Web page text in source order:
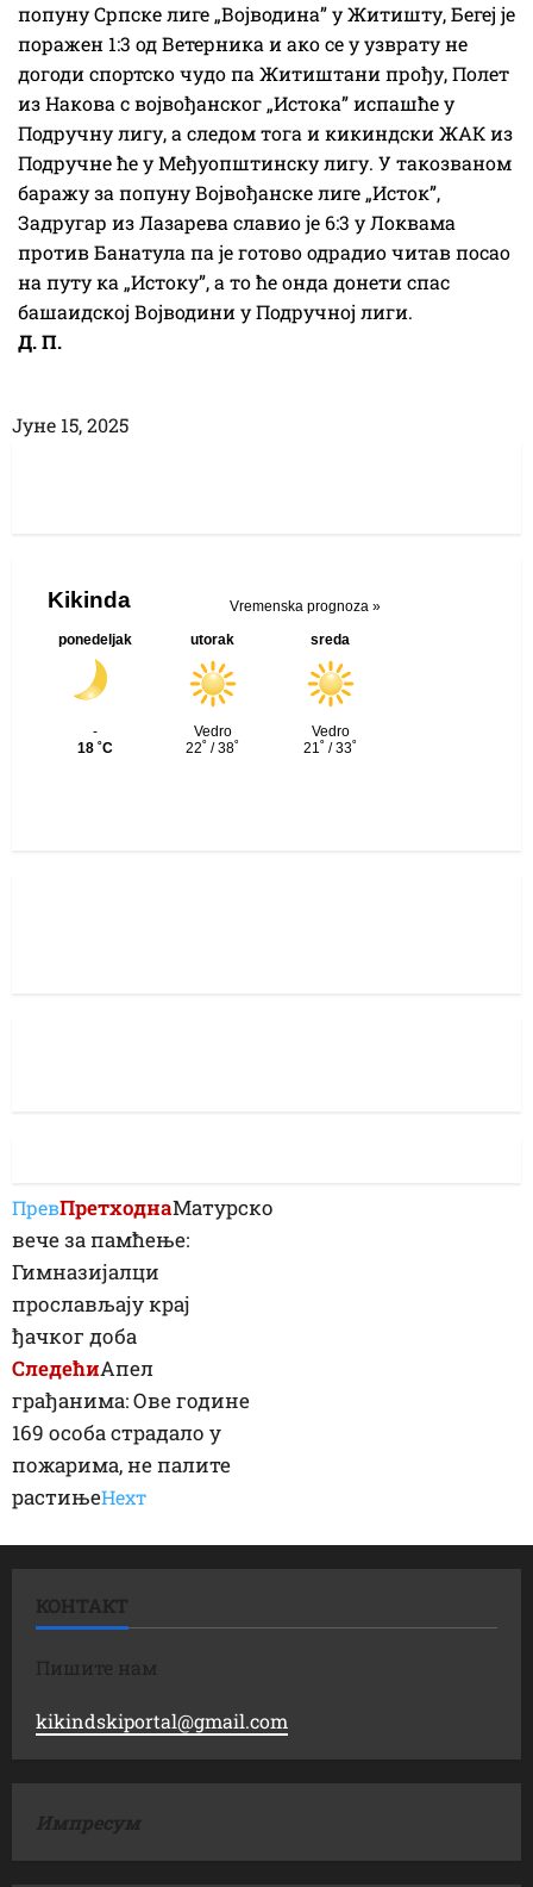
попуну Српске лиге „Војводина” у Житишту, Бегеј је
поражен 1:3 од Ветерника и ако се у узврату не
догоди спортско чудо па Житиштани прођу, Полет
из Накова с војвођанског „Истока” испашће у
Подручну лигу, а следом тога и кикиндски ЖАК из
Подручне ће у Међуопштинску лигу. У такозваном
баражу за попуну Војвођанске лиге „Исток”,
Задругар из Лазарева славио је 6:3 у Локвама
против Банатула па је готово одрадио читав посао
на путу ка „Истоку”, а то ће онда донети спас
башаидској Војводини у Подручној лиги.
Д. П.
Јуне 15, 2025
ПревПретходнаМатурско
вече за памћење:
Гимназијалци
прослављају крај
ђачког доба
СледећиАпел
грађанима: Ове године
169 особа страдало у
пожарима, не палите
растињеНеxт
КОНТАКТ
Пишите нам
kikindskiportal@gmail.com
Импресум